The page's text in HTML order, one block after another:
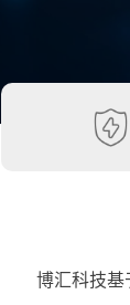
博汇科技